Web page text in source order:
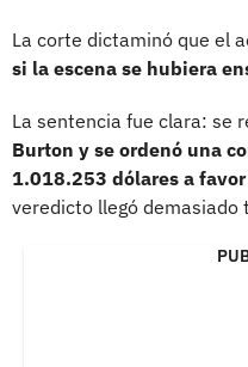
La corte dictaminó que el
si la escena se hubiera
La sentencia fue clara: se
Burton y se ordenó una
1.018.253 dólares a
veredicto llegó demasiado